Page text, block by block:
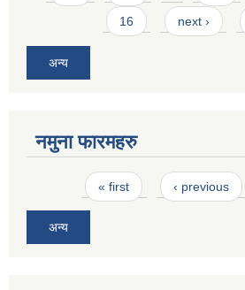
16 next ›
अन्य
नमुना फारमहरु
Pages« first ‹ previous
अन्य